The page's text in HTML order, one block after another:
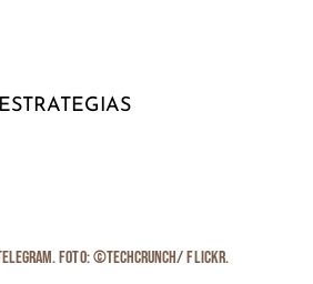
ESTRATEGIAS